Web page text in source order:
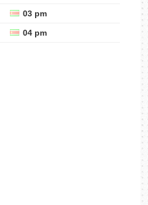
03 pm
04 pm